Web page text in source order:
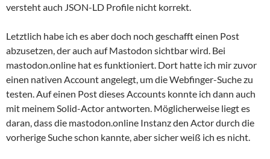
versteht auch JSON-LD Profile nicht korrekt.
Letztlich habe ich es aber doch noch geschafft einen Post
abzusetzen, der auch auf Mastodon sichtbar wird. Bei
mastodon.online hat es funktioniert. Dort hatte ich mir zuvor
einen nativen Account angelegt, um die Webfinger-Suche zu
testen. Auf einen Post dieses Accounts konnte ich dann auch
mit meinem Solid-Actor antworten. Möglicherweise liegt es
daran, dass die mastodon.online Instanz den Actor durch die
vorherige Suche schon kannte, aber sicher weiß ich es nicht.